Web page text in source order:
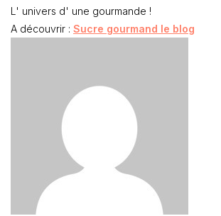
L' univers d' une gourmande !
A découvrir : Sucre gourmand le blog